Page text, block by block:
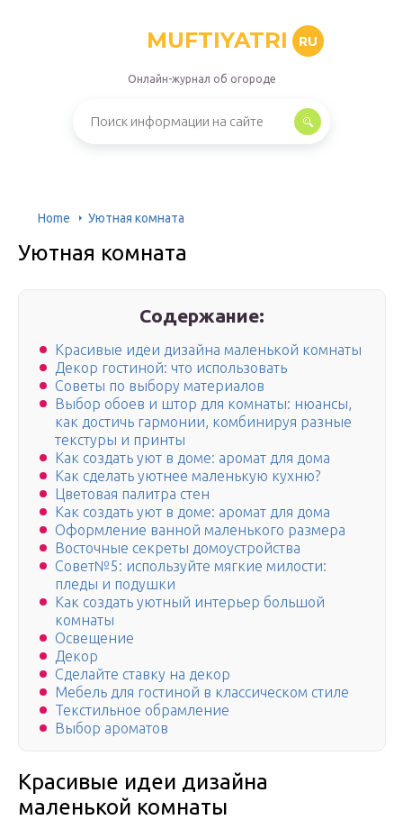
MUFTIYATRI RU
Онлайн-журнал об огороде
Home Уютная комната
Уютная комната
Содержание:
Красивые идеи дизайна маленькой комнаты
Декор гостиной: что использовать
Советы по выбору материалов
Выбор обоев и штор для комнаты: нюансы,
как достичь гармонии, комбинируя разные
текстуры и принты
Как создать уют в доме: аромат для дома
Как сделать уютнее маленькую кухню?
Цветовая палитра стен
Как создать уют в доме: аромат для дома
Оформление ванной маленького размера
Восточные секреты домоустройства
Совет№5: используйте мягкие милости:
пледы и подушки
Как создать уютный интерьер большой
комнаты
Освещение
Декор
Сделайте ставку на декор
Мебель для гостиной в классическом стиле
Текстильное обрамление
Выбор ароматов
Красивые идеи дизайна
маленькой комнаты